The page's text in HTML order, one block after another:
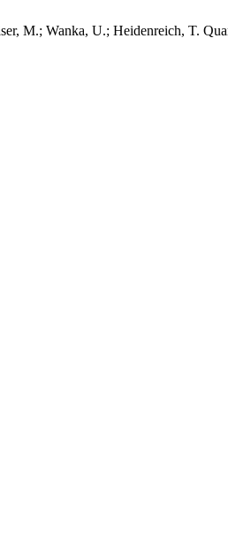
M.; Wanka, U.; Heidenreich, T.